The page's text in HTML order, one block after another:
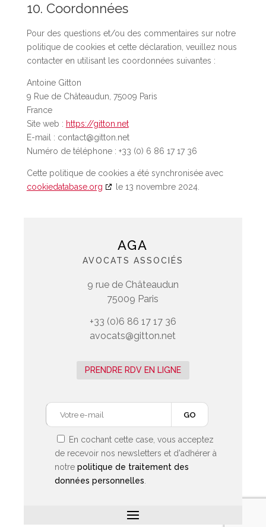
10. Coordonnées
Pour des questions et/ou des commentaires sur notre
politique de cookies et cette déclaration, veuillez nous
contacter en utilisant les coordonnées suivantes :
Antoine Gitton
9 Rue de Châteaudun, 75009 Paris
France
Site web : https://gitton.net
E-mail : contact@gitton.net
Numéro de téléphone : +33 (0) 6 86 17 17 36
Cette politique de cookies a été synchronisée avec
cookiedatabase.org
le 13 novembre 2024.
AGA
AVOCATS ASSOCIÉS
9 rue de Châteaudun
75009 Paris
+33 (0)6 86 17 17 36
avocats@gitton.net
PRENDRE RDV EN LIGNE
En cochant cette case, vous acceptez
de recevoir nos newsletters et d'adhérer à
notre politique de traitement des
données personnelles.